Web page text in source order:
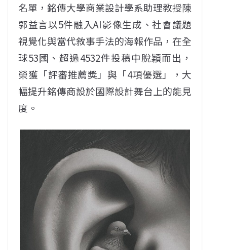
名單，銘傳大學商業設計學系助理教授陳
郭益言以5件融入AI影像生成、社會議題
視覺化與當代敘事手法的海報作品，在全
球53國、超過4532件投稿中脫穎而出，
榮獲「評審推薦獎」與「4項優選」，大
幅提升銘傳商設於國際設計舞台上的能見
度。